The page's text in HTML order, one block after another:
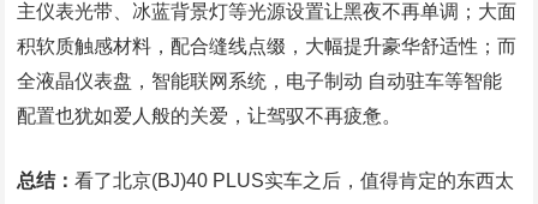
主仪表光带、冰蓝背景灯等光源设置让黑夜不再单调；大面
积软质触感材料，配合缝线点缀，大幅提升豪华舒适性；而
全液晶仪表盘，智能联网系统，电子制动 自动驻车等智能
配置也犹如爱人般的关爱，让驾驭不再疲惫。
总结：看了北京(BJ)40 PLUS实车之后，值得肯定的东西太